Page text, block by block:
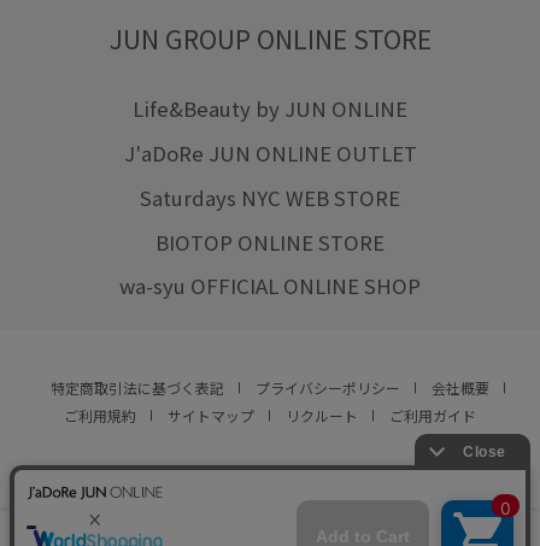
JUN GROUP ONLINE STORE
Life&Beauty by JUN ONLINE
J'aDoRe JUN ONLINE OUTLET
Saturdays NYC WEB STORE
BIOTOP ONLINE STORE
wa-syu OFFICIAL ONLINE SHOP
特定商取引法に基づく表記 プライバシーポリシー
会社概要
ご利用規約
サイトマップ リクルート ご利用ガイド
© JUN CO.,LTD. ALL RIGHTS RESERVED.
店舗在庫